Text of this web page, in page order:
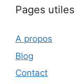
Pages utiles
A propos
Blog
Contact